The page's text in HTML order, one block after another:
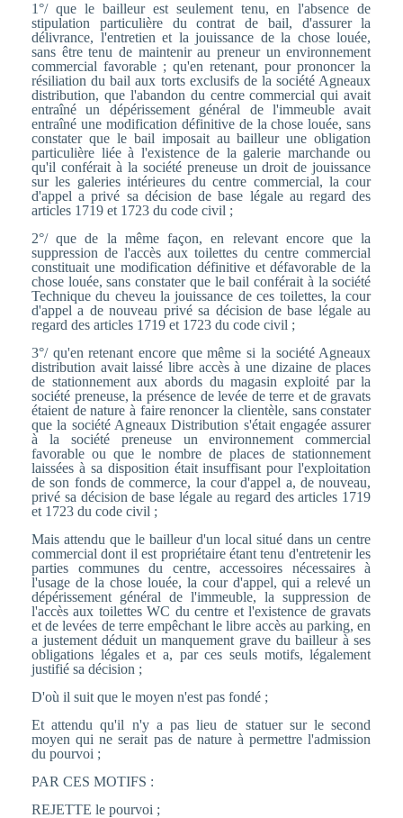
1°/ que le bailleur est seulement tenu, en l'absence de
stipulation particulière du contrat de bail, d'assurer la
délivrance, l'entretien et la jouissance de la chose louée,
sans être tenu de maintenir au preneur un environnement
commercial favorable ; qu'en retenant, pour prononcer la
résiliation du bail aux torts exclusifs de la société Agneaux
distribution, que l'abandon du centre commercial qui avait
entraîné un dépérissement général de l'immeuble avait
entraîné une modification définitive de la chose louée, sans
constater que le bail imposait au bailleur une obligation
particulière liée à l'existence de la galerie marchande ou
qu'il conférait à la société preneuse un droit de jouissance
sur les galeries intérieures du centre commercial, la cour
d'appel a privé sa décision de base légale au regard des
articles 1719 et 1723 du code civil ;
2°/ que de la même façon, en relevant encore que la
suppression de l'accès aux toilettes du centre commercial
constituait une modification définitive et défavorable de la
chose louée, sans constater que le bail conférait à la société
Technique du cheveu la jouissance de ces toilettes, la cour
d'appel a de nouveau privé sa décision de base légale au
regard des articles 1719 et 1723 du code civil ;
3°/ qu'en retenant encore que même si la société Agneaux
distribution avait laissé libre accès à une dizaine de places
de stationnement aux abords du magasin exploité par la
société preneuse, la présence de levée de terre et de gravats
étaient de nature à faire renoncer la clientèle, sans constater
que la société Agneaux Distribution s'était engagée assurer
à la société preneuse un environnement commercial
favorable ou que le nombre de places de stationnement
laissées à sa disposition était insuffisant pour l'exploitation
de son fonds de commerce, la cour d'appel a, de nouveau,
privé sa décision de base légale au regard des articles 1719
et 1723 du code civil ;
Mais attendu que le bailleur d'un local situé dans un centre
commercial dont il est propriétaire étant tenu d'entretenir les
parties communes du centre, accessoires nécessaires à
l'usage de la chose louée, la cour d'appel, qui a relevé un
dépérissement général de l'immeuble, la suppression de
l'accès aux toilettes WC du centre et l'existence de gravats
et de levées de terre empêchant le libre accès au parking, en
a justement déduit un manquement grave du bailleur à ses
obligations légales et a, par ces seuls motifs, légalement
justifié sa décision ;
D'où il suit que le moyen n'est pas fondé ;
Et attendu qu'il n'y a pas lieu de statuer sur le second
moyen qui ne serait pas de nature à permettre l'admission
du pourvoi ;
PAR CES MOTIFS :
REJETTE le pourvoi ;